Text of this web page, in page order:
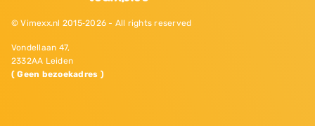
© Vimexx.nl 2015‐2026 - All rights reserved
Vondellaan 47,
2332AA Leiden
( Geen bezoekadres )